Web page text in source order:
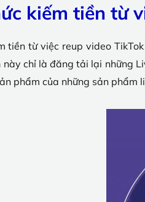
kiếm tiền từ
tiền từ việc reup video
chỉ là đăng tải lại những
phẩm của những sản phẩm